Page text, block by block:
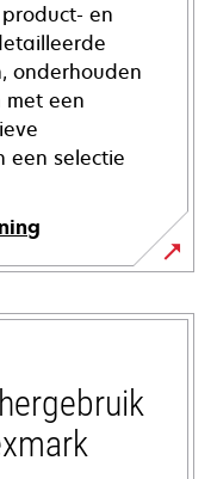
en
onderhouden
een
een selectie